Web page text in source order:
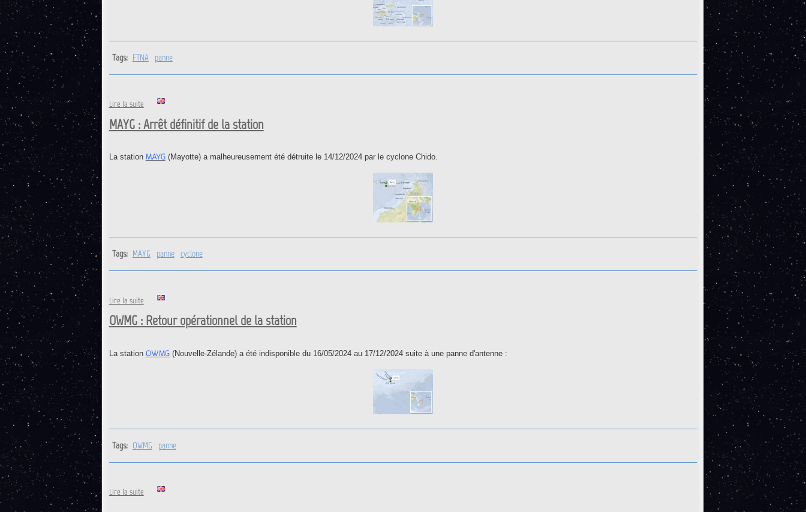
Tags: FTNA panne
Lire la suite de FTNA : Retour opérationnel de la station
MAYG : Arrêt définitif de la station
La station MAYG(Mayotte) a malheureusement été détruite le 14/12/2024 par le cyclone Chido.
Tags: MAYG panne cyclone
Lire la suite de MAYG : Arrêt définitif de la station
OWMG : Retour opérationnel de la station
La station OWMG(Nouvelle-Zélande) a été indisponible du 16/05/2024 au 17/12/2024 suite à une panne d'antenne :
Tags: OWMG panne
Lire la suite de OWMG : Retour opérationnel de la station